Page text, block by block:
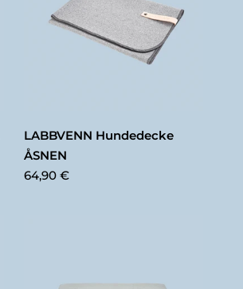
LABBVENN Hundedecke
ÅSNEN
64,90 €